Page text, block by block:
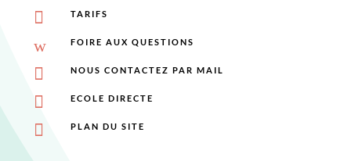
 TARIFS
w FOIRE AUX QUESTIONS
 NOUS CONTACTEZ PAR MAIL
 ECOLE DIRECTE
 PLAN DU SITE